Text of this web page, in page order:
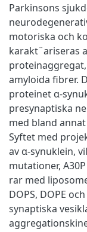
Parkinsons
motoriska och
karakt¨ariseras
amyloida ﬁbrer.
proteinet α-
presynaptiska
med bland
Syftet med
av α-synuklein,
mutationer,
rar med
DOPS, DOPE
synaptiska